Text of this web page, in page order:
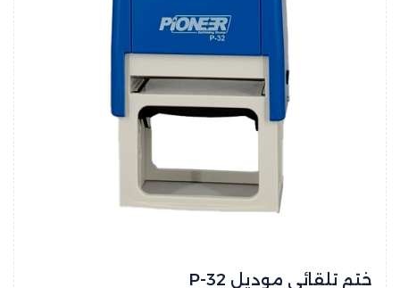
ختم تلقائي موديل P-32